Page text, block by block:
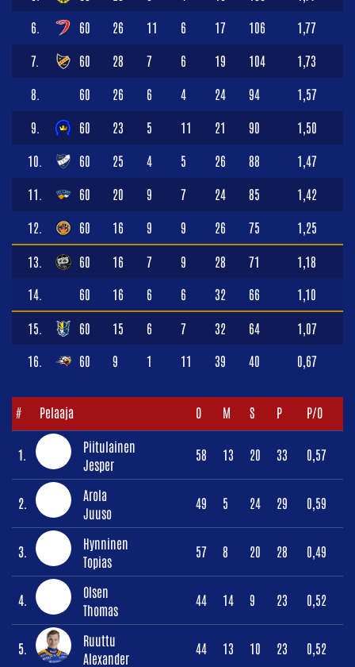
6. 60 26 11 6 17 106 1,77
7. 60 28 7 6 19 104 1,73
8. 60 26 6 4 24 94 1,57
9. 60 23 5 11 21 90 1,50
10. 60 25 4 5 26 88 1,47
11. 60 20 9 7 24 85 1,42
12. 60 16 9 9 26 75 1,25
13. 60 16 7 9 28 71 1,18
14. 60 16 6 6 32 66 1,10
15. 60 15 6 7 32 64 1,07
16. 60 9 1 11 39 40 0,67
# Pelaaja O M S P P/O
1.
Piitulainen
Jesper
58 13 20 33 0,57
2.
Arola
Juuso
49 5 24 29 0,59
3.
Hynninen
Topias
57 8 20 28 0,49
4.
Olsen
Thomas
44 14 9 23 0,52
5.
Ruuttu
Alexander
44 13 10 23 0,52